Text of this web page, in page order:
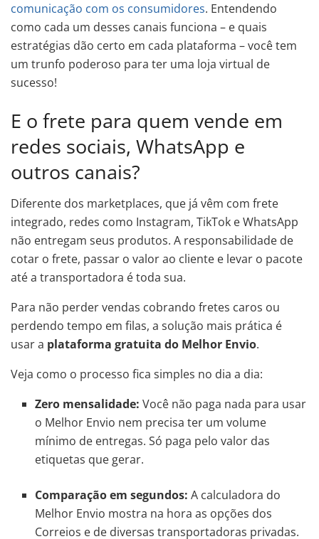
comunicação com os consumidores. Entendendo
como cada um desses canais funciona – e quais
estratégias dão certo em cada plataforma – você tem
um trunfo poderoso para ter uma loja virtual de
sucesso!
E o frete para quem vende em
redes sociais, WhatsApp e
outros canais?
Diferente dos marketplaces, que já vêm com frete
integrado, redes como Instagram, TikTok e WhatsApp
não entregam seus produtos. A responsabilidade de
cotar o frete, passar o valor ao cliente e levar o pacote
até a transportadora é toda sua.
Para não perder vendas cobrando fretes caros ou
perdendo tempo em filas, a solução mais prática é
usar a plataforma gratuita do Melhor Envio.
Veja como o processo fica simples no dia a dia:
Zero mensalidade: Você não paga nada para usar
o Melhor Envio nem precisa ter um volume
mínimo de entregas. Só paga pelo valor das
etiquetas que gerar.
Comparação em segundos: A calculadora do
Melhor Envio mostra na hora as opções dos
Correios e de diversas transportadoras privadas.